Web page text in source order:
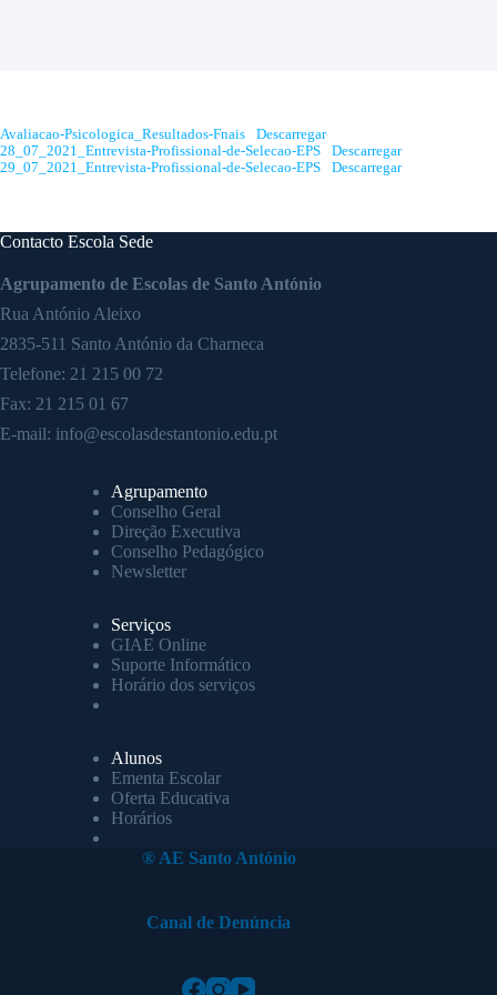
Avaliacao-Psicologica_Resultados-Fnais
Descarregar
28_07_2021_Entrevista-Profissional-de-Selecao-EPS
Descarregar
29_07_2021_Entrevista-Profissional-de-Selecao-EPS
Descarregar
Contacto Escola Sede
Agrupamento de Escolas de Santo António
Rua António Aleixo
2835-511 Santo António da Charneca
Telefone: 21 215 00 72
Fax: 21 215 01 67
E-mail: info@escolasdestantonio.edu.pt
Agrupamento
Conselho Geral
Direção Executiva
Conselho Pedagógico
Newsletter
Serviços
GIAE Online
Suporte Informático
Horário dos serviços
Alunos
Ementa Escolar
Oferta Educativa
Horários
® AE Santo António
Canal de Denúncia